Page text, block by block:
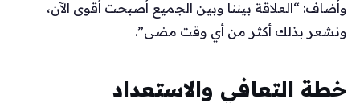
وأضاف: “العلاقة بيننا وبين الجميع أصبحت أقوى الآن،
ونشعر بذلك أكثر من أي وقت مضى”.
خطة التعافي والاستعداد